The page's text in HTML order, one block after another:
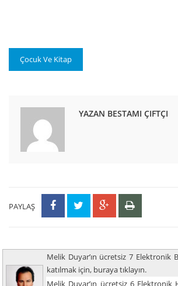
Çocuk Ve Kitap
YAZAN BESTAMI ÇIFTÇI
PAYLAŞ
Melik Duyar’ın ücretsiz 7 Elektronik
katılmak için, buraya tıklayın.
Melik Duyar’ın ücretsiz 6 Elektronik